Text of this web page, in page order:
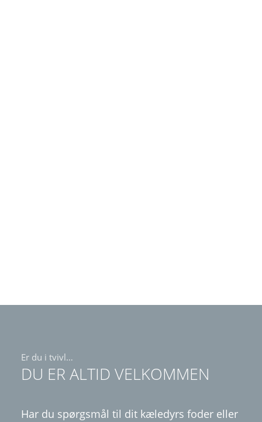
Er du i tvivl…
DU ER ALTID VELKOMMEN
Har du spørgsmål til dit kæledyrs foder eller